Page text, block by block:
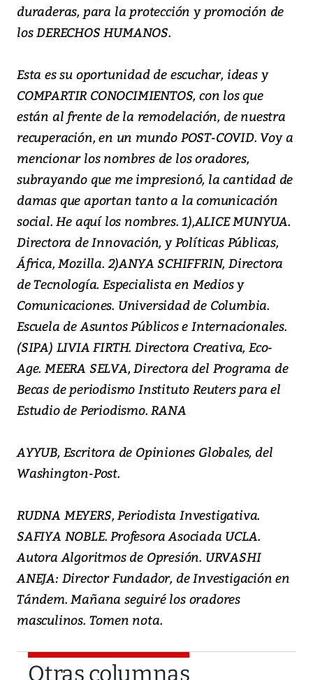
duraderas, para la protección y promoción de
los DERECHOS HUMANOS.
Esta es su oportunidad de escuchar, ideas y
COMPARTIR CONOCIMIENTOS, con los que
están al frente de la remodelación, de nuestra
recuperación, en un mundo POST-COVID. Voy a
mencionar los nombres de los oradores,
subrayando que me impresionó, la cantidad de
damas que aportan tanto a la comunicación
social. He aquí los nombres. 1),ALICE MUNYUA.
Directora de Innovación, y Políticas Públicas,
África, Mozilla. 2)ANYA SCHIFFRIN, Directora
de Tecnología. Especialista en Medios y
Comunicaciones. Universidad de Columbia.
Escuela de Asuntos Públicos e Internacionales.
(SIPA) LIVIA FIRTH. Directora Creativa, Eco-
Age. MEERA SELVA, Directora del Programa de
Becas de periodismo Instituto Reuters para el
Estudio de Periodismo. RANA
AYYUB, Escritora de Opiniones Globales, del
Washington-Post.
RUDNA MEYERS, Periodista Investigativa.
SAFIYA NOBLE. Profesora Asociada UCLA.
Autora Algoritmos de Opresión. URVASHI
ANEJA: Director Fundador, de Investigación en
Tándem. Mañana seguiré los oradores
masculinos. Tomen nota.
Otras columnas